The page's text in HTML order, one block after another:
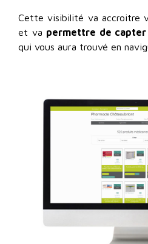
Cette visibilité va accroitre
et va permettre de capter
qui vous aura trouvé en